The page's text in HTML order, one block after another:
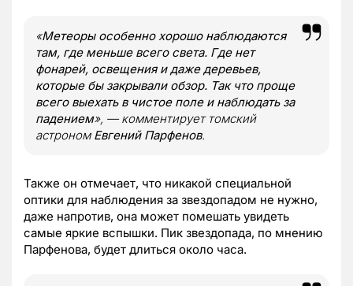
«Метеоры особенно хорошо наблюдаются
там, где меньше всего света. Где нет
фонарей, освещения и даже деревьев,
которые бы закрывали обзор. Так что проще
всего выехать в чистое поле и наблюдать за
падением», — комментирует томский
астроном Евгений Парфенов.
Также он отмечает, что никакой специальной
оптики для наблюдения за звездопадом не нужно,
даже напротив, она может помешать увидеть
самые яркие вспышки. Пик звездопада, по мнению
Парфенова, будет длиться около часа.